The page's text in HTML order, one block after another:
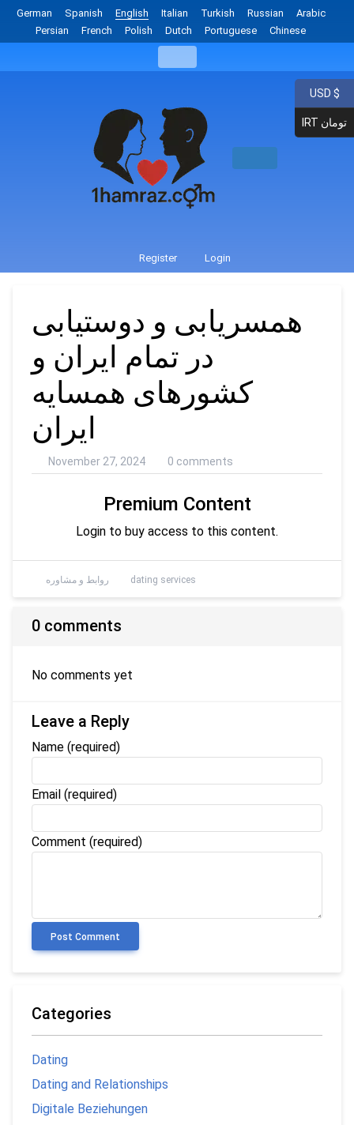
German Spanish English Italian Turkish Russian
Arabic
Persian
French Polish Dutch Portuguese Chinese
Register Login
همسریابی و دوستیابی
در تمام ایران و
کشورهای همسایه
ایران
November 27, 2024 0 comments
Premium Content
Login to buy access to this content.
روابط و مشاوره dating services
0 comments
No comments yet
Leave a Reply
Name (required)
Email (required)
Comment (required)
Post Comment
Categories
Dating
Dating and Relationships
Digitale Beziehungen
USD $
IRT تومان